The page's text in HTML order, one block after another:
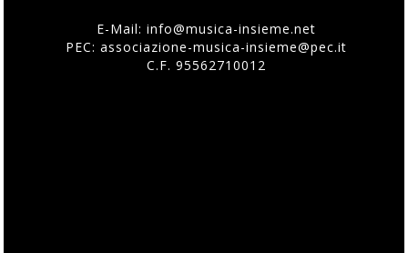
E-Mail: info@musica-insieme.net
PEC: associazione-musica-insieme@pec.it
C.F. 95562710012